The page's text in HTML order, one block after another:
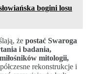
bogini losu
że postać Swaroga
i badania,
mitologii,
rekonstrukcje i